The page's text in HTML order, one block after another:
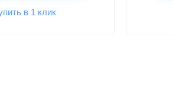
в 1 клик